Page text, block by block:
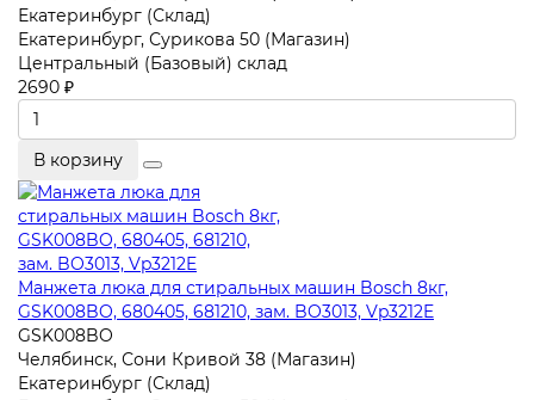
Екатеринбург (Склад)
Екатеринбург, Сурикова 50 (Магазин)
Центральный (Базовый) склад
2690 ₽
В корзину
Манжета люка для стиральных машин Bosch 8кг,
GSK008BO, 680405, 681210, зам. BO3013, Vp3212E
GSK008BO
Челябинск, Сони Кривой 38 (Магазин)
Екатеринбург (Склад)